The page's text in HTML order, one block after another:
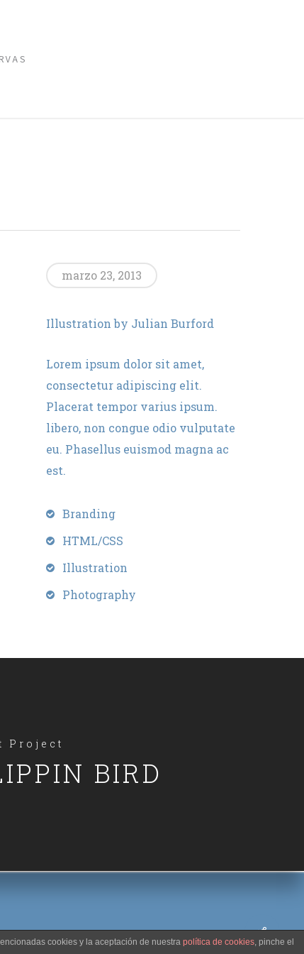
marzo 23, 2013
Illustration by Julian Burford
Lorem ipsum dolor sit amet,
consectetur adipiscing elit.
Placerat tempor varius ipsum.
libero, non congue odio vulputate
eu. Phasellus euismod magna ac
est.
Branding
HTML/CSS
Illustration
Photography
Project
BIRD
cookies y la aceptación de nuestra política de cookies, pinche el